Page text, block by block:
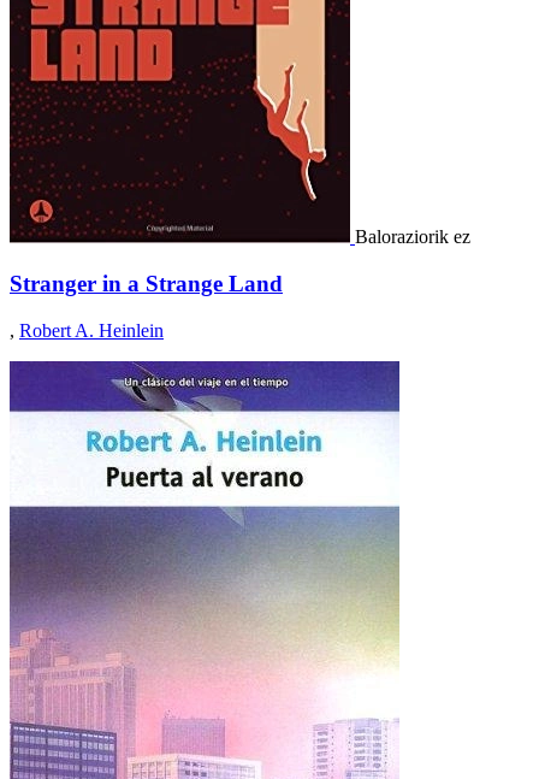
Baloraziorik ez
Stranger in a Strange Land
, Robert A. Heinlein